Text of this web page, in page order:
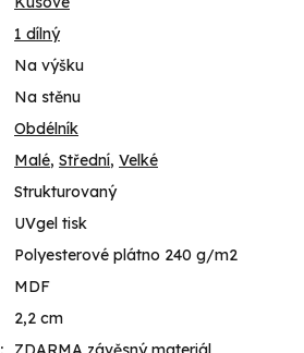
1 dílný
Na výšku
Na stěnu
Obdélník
Malé, Střední, Velké
Strukturovaný
UVgel tisk
Polyesterové plátno 240 g/m2
MDF
2,2 cm